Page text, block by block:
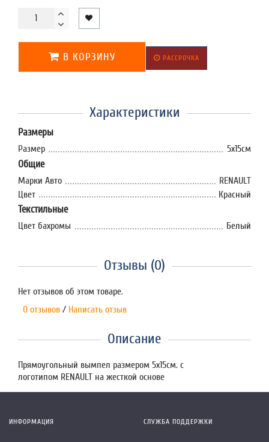
В КОРЗИНУ РАССРОЧКА
Характеристики
Размеры
Размер 5х15см
Общие
Марки Авто
RENAULT
Цвет
Красный
Текстильные
Цвет бахромы Белый
Отзывы (0)
Нет отзывов об этом товаре.
0 отзывов / Написать отзыв
Описание
Прямоугольный вымпел размером 5х15см. с
логотипом RENAULT на жесткой основе
ИНФОРМАЦИЯ СЛУЖБА ПОДДЕРЖКИ